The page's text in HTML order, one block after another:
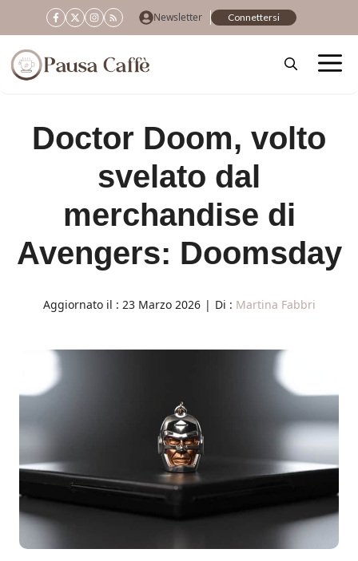
al
contenuto
Newsletter Connettersi
Doctor Doom, volto
svelato dal
merchandise di
Avengers: Doomsday
Aggiornato il : 23 Marzo 2026 | Di : Martina Fabbri